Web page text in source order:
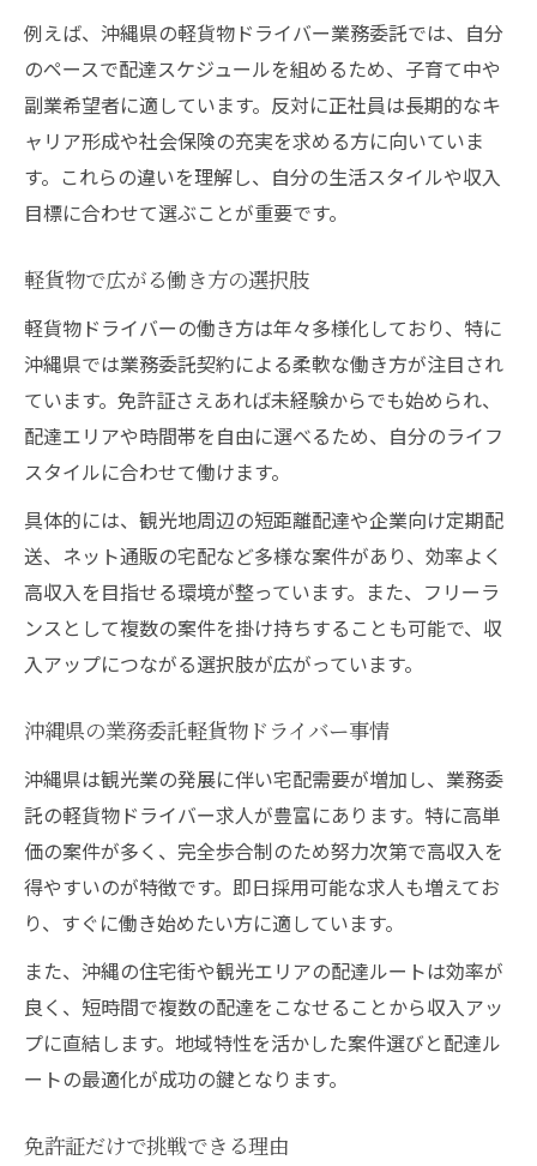
例えば、沖縄県の軽貨物ドライバー業務委託では、自分
のペースで配達スケジュールを組めるため、子育て中や
副業希望者に適しています。反対に正社員は長期的なキ
ャリア形成や社会保険の充実を求める方に向いていま
す。これらの違いを理解し、自分の生活スタイルや収入
目標に合わせて選ぶことが重要です。
軽貨物で広がる働き方の選択肢
軽貨物ドライバーの働き方は年々多様化しており、特に
沖縄県では業務委託契約による柔軟な働き方が注目され
ています。免許証さえあれば未経験からでも始められ、
配達エリアや時間帯を自由に選べるため、自分のライフ
スタイルに合わせて働けます。
具体的には、観光地周辺の短距離配達や企業向け定期配
送、ネット通販の宅配など多様な案件があり、効率よく
高収入を目指せる環境が整っています。また、フリーラ
ンスとして複数の案件を掛け持ちすることも可能で、収
入アップにつながる選択肢が広がっています。
沖縄県の業務委託軽貨物ドライバー事情
沖縄県は観光業の発展に伴い宅配需要が増加し、業務委
託の軽貨物ドライバー求人が豊富にあります。特に高単
価の案件が多く、完全歩合制のため努力次第で高収入を
得やすいのが特徴です。即日採用可能な求人も増えてお
り、すぐに働き始めたい方に適しています。
また、沖縄の住宅街や観光エリアの配達ルートは効率が
良く、短時間で複数の配達をこなせることから収入アッ
プに直結します。地域特性を活かした案件選びと配達ル
ートの最適化が成功の鍵となります。
免許証だけで挑戦できる理由